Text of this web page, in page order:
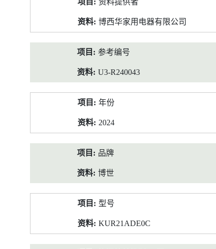
料
资料提供者
博西华家用电器有限公司
参考编号
U3-R240043
年份
2024
品牌
博世
型号
KUR21ADE0C